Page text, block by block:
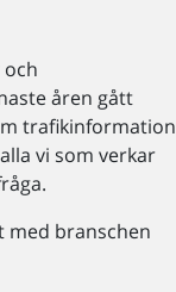
åren gått
trafikinformation
vi som verkar
med branschen